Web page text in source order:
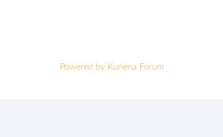
Powered by Kunena Forum